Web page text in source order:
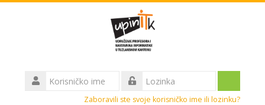
Korisničko
ime
Prijavite
Zaboravili ste svoje korisničko ime ili lozinku?